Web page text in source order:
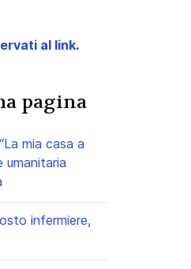
al link.
pagina
mia casa a
umanitaria
infermiere,